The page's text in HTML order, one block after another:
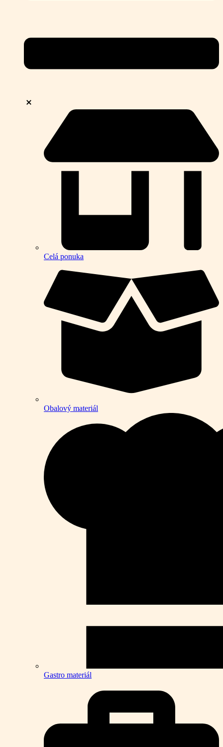
Celá ponuka
Obalový materiál
Gastro materiál